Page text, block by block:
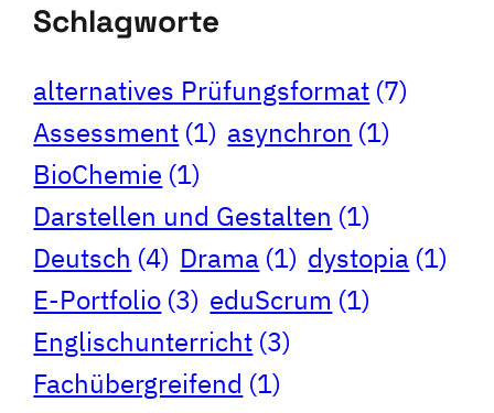
Schlagworte
alternatives Prüfungsformat (7)
Assessment (1) asynchron (1)
BioChemie (1)
Darstellen und Gestalten (1)
Deutsch (4) Drama (1) dystopia (1)
E-Portfolio (3) eduScrum (1)
Englischunterricht (3)
Fachübergreifend (1)